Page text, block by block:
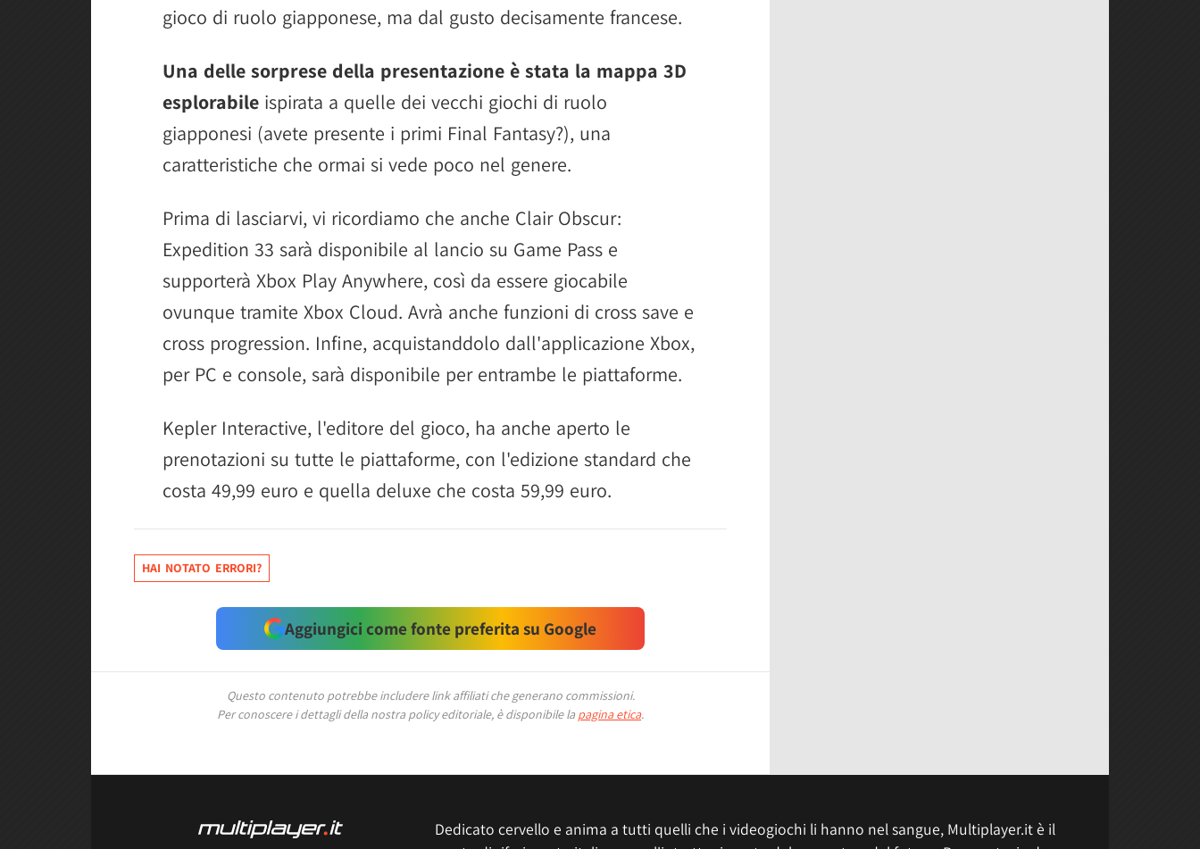
gioco di ruolo giapponese, ma dal gusto decisamente francese.
Una delle sorprese della presentazione è stata la mappa 3D
esplorabile ispirata a quelle dei vecchi giochi di ruolo
giapponesi (avete presente i primi Final Fantasy?), una
caratteristiche che ormai si vede poco nel genere.
Prima di lasciarvi, vi ricordiamo che anche Clair Obscur:
Expedition 33 sarà disponibile al lancio su Game Pass e
supporterà Xbox Play Anywhere, così da essere giocabile
ovunque tramite Xbox Cloud. Avrà anche funzioni di cross save e
cross progression. Infine, acquistanddolo dall'applicazione Xbox,
per PC e console, sarà disponibile per entrambe le piattaforme.
Kepler Interactive, l'editore del gioco, ha anche aperto le
prenotazioni su tutte le piattaforme, con l'edizione standard che
costa 49,99 euro e quella deluxe che costa 59,99 euro.
HAI NOTATO ERRORI?
Aggiungici come fonte preferita su Google
Questo contenuto potrebbe includere link affiliati che generano commissioni.
Per conoscere i dettagli della nostra policy editoriale, è disponibile la pagina etica.
Dedicato cervello e anima a tutti quelli che i videogiochi li hanno nel sangue, Multiplayer.it è il